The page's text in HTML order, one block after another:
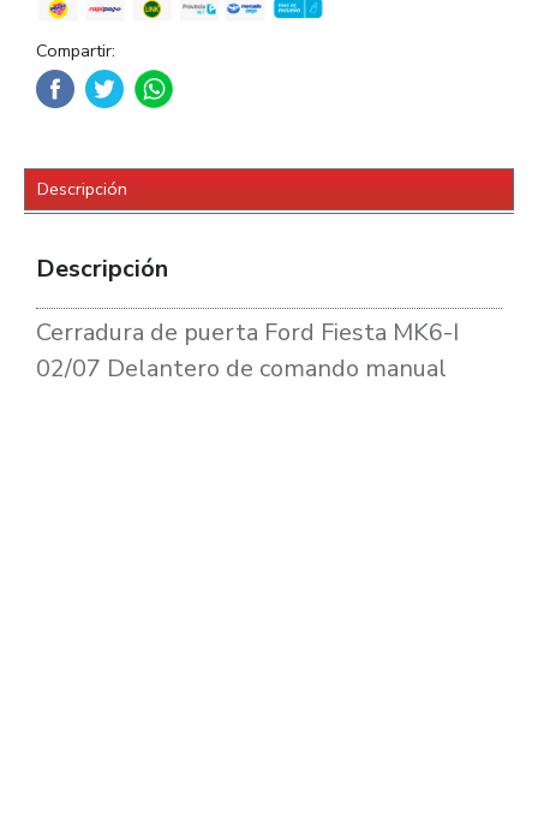
Compartir:
Descripción
Descripción
Cerradura de puerta Ford Fiesta MK6-I
02/07 Delantero de comando manual